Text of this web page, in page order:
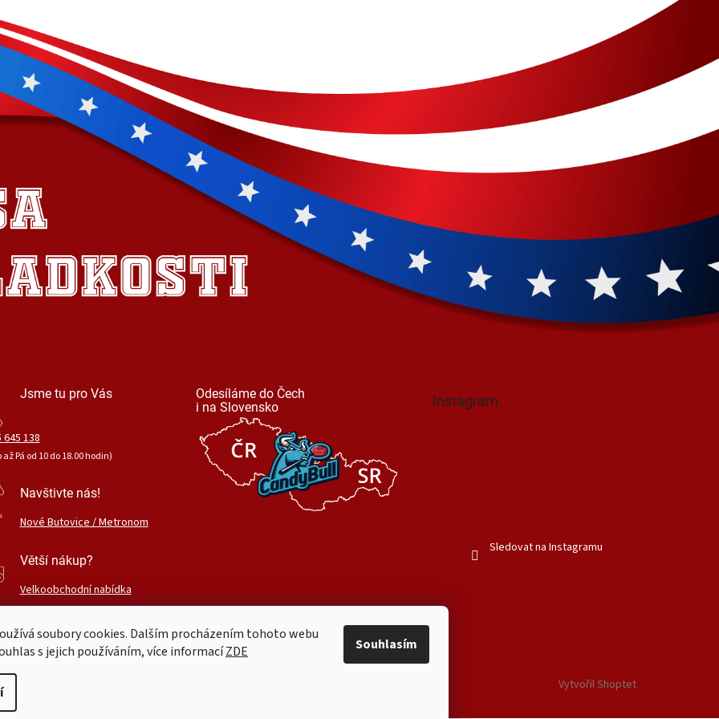
soubory cookies. Dalším procházením tohoto webu
s jejich používáním, více informacíZDE Souhlasím
Jsme tu pro Vás
645 138
až Pá od 10 do 18.00 hodin)
Navštivte nás!
Nové Butovice / Metronom
Větší nákup?
Velkoobchodní nabídka
Odesíláme do Čech
i na Slovensko
Instagram
Sledovat na Instagramu
Vytvořil Shoptet
Upravit nastavení cookies